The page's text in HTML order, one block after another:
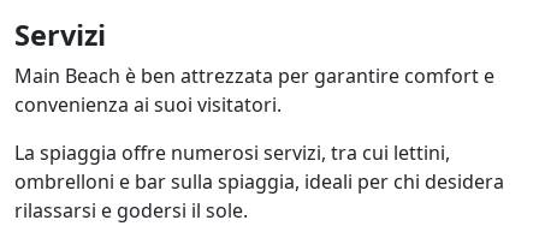
Servizi
Main Beach è ben attrezzata per garantire comfort e
convenienza ai suoi visitatori.
La spiaggia offre numerosi servizi, tra cui lettini,
ombrelloni e bar sulla spiaggia, ideali per chi desidera
rilassarsi e godersi il sole.